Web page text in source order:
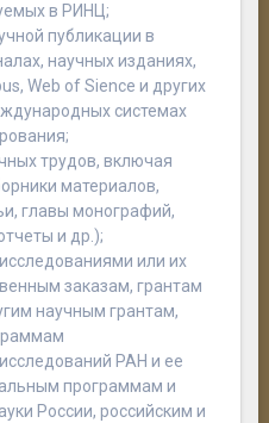
в РИНЦ;
публикации в
научных изданиях,
Web of Sience и других
системах
трудов, включая
материалов,
главы монографий,
и др.);
или их
заказам, грантам
научным грантам,
РАН и ее
программам и
России, российским и